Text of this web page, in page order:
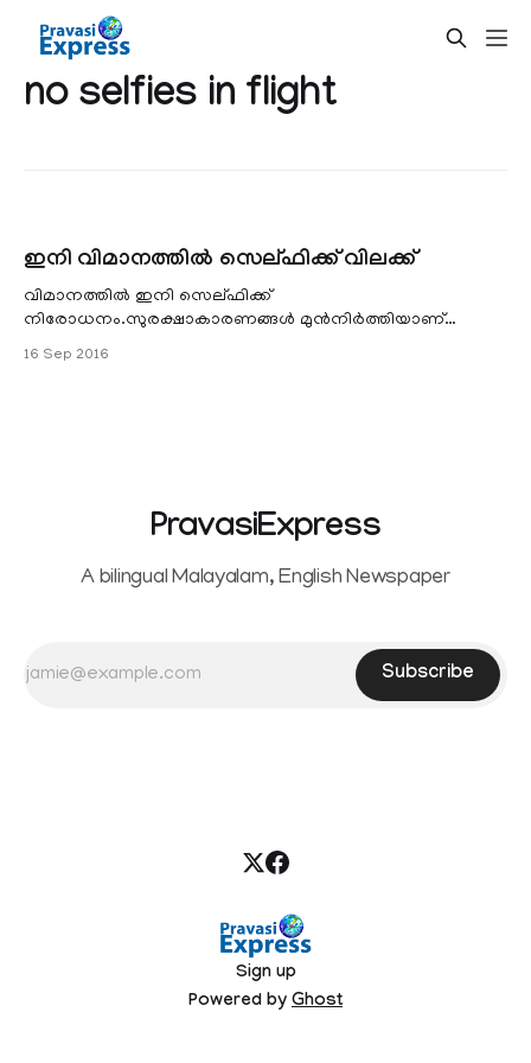
no selfies in flight
ഇനി വിമാനത്തില്‍ സെല്ഫിക്ക് വിലക്ക്
വിമാനത്തില്‍ ഇനി സെല്ഫിക്ക്
നിരോധനം.സുരക്ഷാകാരണങ്ങള്‍ മുന്‍നിര്‍ത്തിയാണ്
ഇത്തരത്തില്‍ ഒരു തീരുമാനം.യാത്രക്കാരും ക്രൂ അംഗങ്ങളും
16 Sep 2016
PravasiExpress
A bilingual Malayalam, English Newspaper
Subscribe
Sign up
Powered by Ghost